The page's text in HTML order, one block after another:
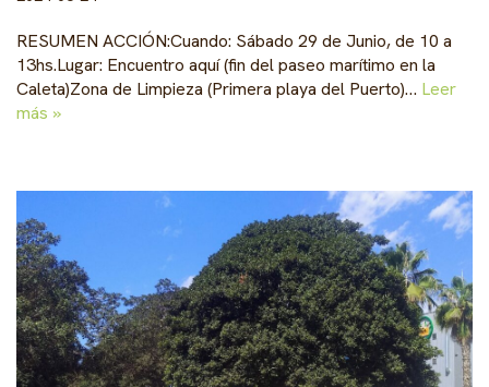
RESUMEN ACCIÓN:Cuando: Sábado 29 de Junio, de 10 a
13hs.Lugar: Encuentro aquí (fin del paseo marítimo en la
Caleta)Zona de Limpieza (Primera playa del Puerto)… Leer
más »